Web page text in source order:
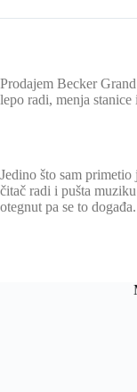
Prodajem Becker
lepo radi, menja stanice
Jedino što sam
čitač radi i pušta
otegnut pa se to događa.